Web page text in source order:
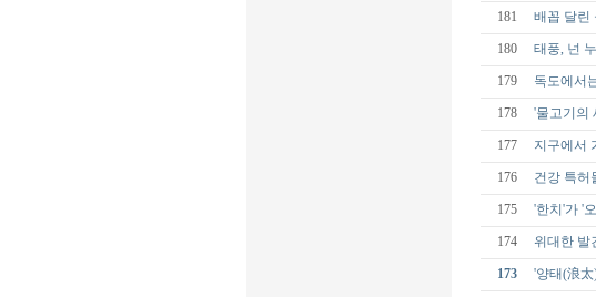
181 배꼽 달린
180 태풍, 넌
179 독도에서
178 '물고기의
177 지구에서
176 건강 특허
175 '한치'가 '
174 위대한 발
173 '양태(浪